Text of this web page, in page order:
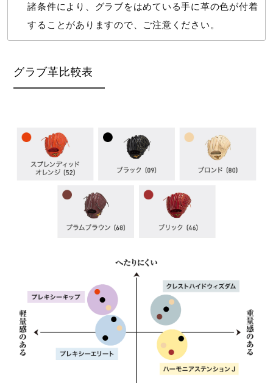
諸条件により、グラブをはめている手に革の色が付着
することがありますので、ご注意ください。
グラブ革比較表